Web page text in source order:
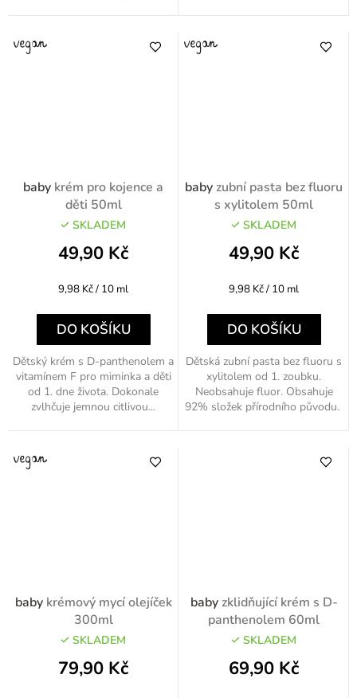
baby krém pro kojence a
děti 50ml
SKLADEM
49,90 Kč
Měrná
9,98 Kč / 10 ml
DO KOŠÍKU
Dětský krém s D-panthenolem a
vitamínem F pro miminka a děti
od 1. dne života. Dokonale
zvlhčuje jemnou citlivou...
baby zubní pasta bez fluoru
s xylitolem 50ml
SKLADEM
49,90 Kč
Měrná
9,98 Kč / 10 ml
DO KOŠÍKU
Dětská zubní pasta bez fluoru s
xylitolem od 1. zoubku.
Neobsahuje fluor. Obsahuje
92% složek přírodního původu.
baby krémový mycí olejíček
300ml
SKLADEM
79,90 Kč
baby zklidňující krém s D-
panthenolem 60ml
SKLADEM
69,90 Kč